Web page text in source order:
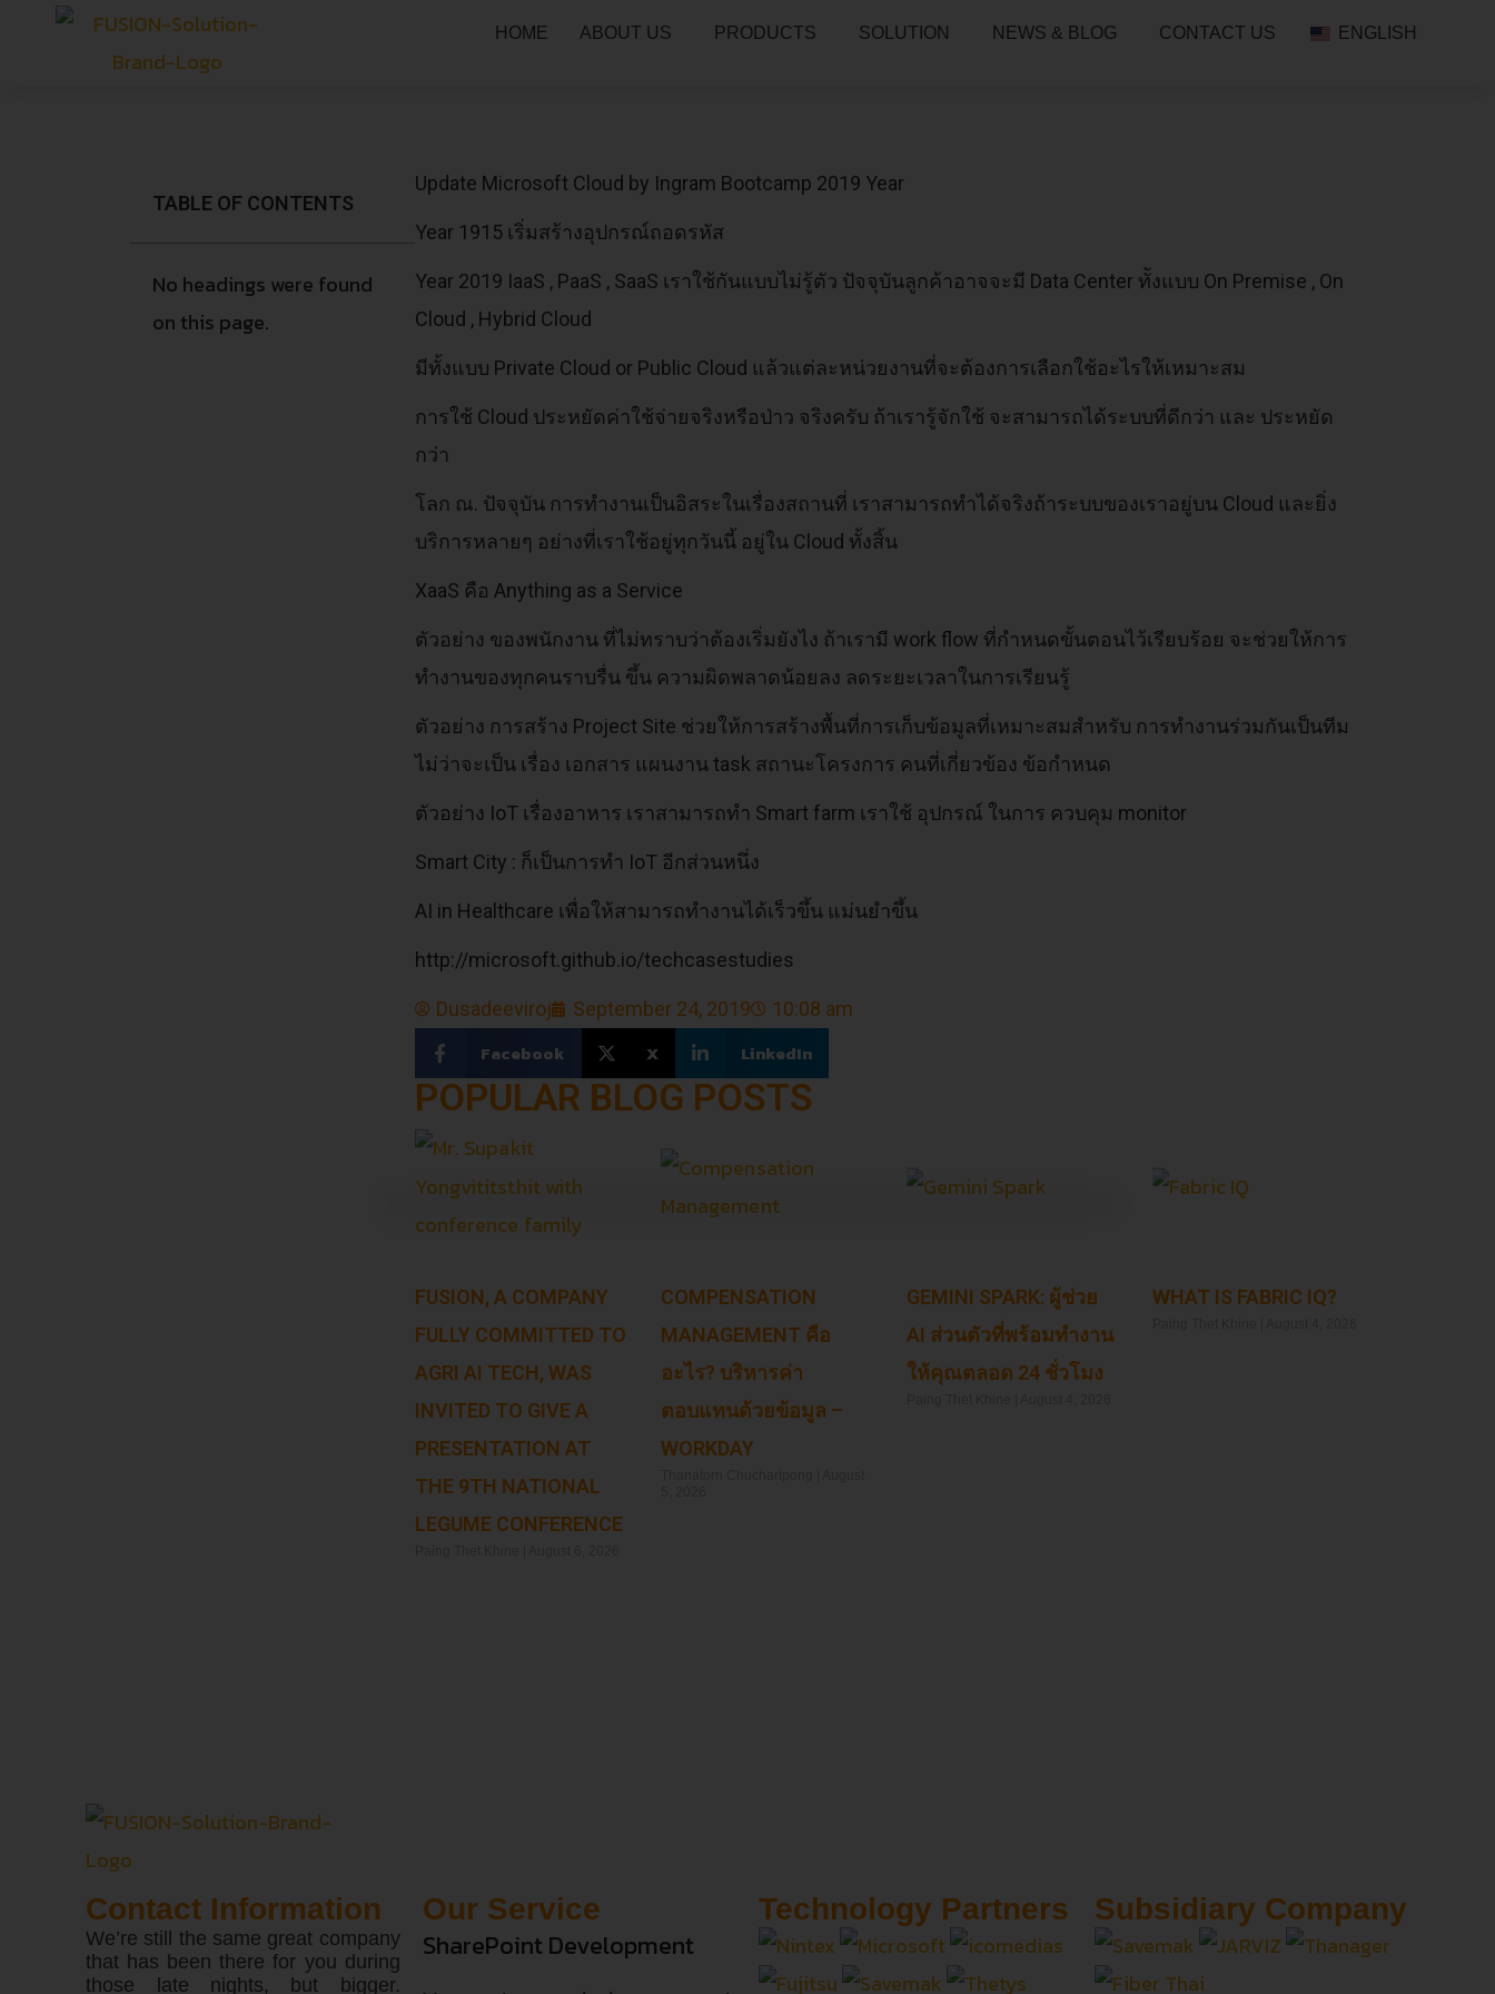
HOME ABOUT US PRODUCTS SOLUTION NEWS & BLOG CONTACT US ENGLISH
TABLE OF CONTENTS
No headings were found
on this page.
Update Microsoft Cloud by Ingram Bootcamp 2019 Year
Year 1915 เริ่มสร้างอุปกรณ์ถอดรหัส
Year 2019 IaaS , PaaS , SaaS เราใช้กันแบบไม่รู้ตัว ปัจจุบันลูกค้าอาจจะมี Data Center ทัังแบบ On Premise , On
Cloud , Hybrid Cloud
มีทั้งแบบ Private Cloud or Public Cloud แล้วแต่ละหน่วยงานที่จะต้องการเลือกใช้อะไรให้เหมาะสม
การใช้ Cloud ประหยัดค่าใช้จ่ายจริงหรือป่าว จริงครับ ถ้าเรารู้จักใช้ จะสามารถได้ระบบที่ดีกว่า และ ประหยัด
กว่า
โลก ณ. ปัจจุบัน การทำงานเป็นอิสระในเรื่องสถานที่ เราสามารถทำได้จริงถ้าระบบของเราอยู่บน Cloud และยิ่ง
บริการหลายๆ อย่างที่เราใช้อยู่ทุกวันนี้ อยู่ใน Cloud ทั้งสิ้น
XaaS คือ Anything as a Service
ตัวอย่าง ของพนักงาน ที่ไม่ทราบว่าต้องเริ่มยังไง ถ้าเรามี work flow ที่กำหนดขั้นตอนไว้เรียบร้อย จะช่วยให้การ
ทำงานของทุกคนราบรื่น ขึ้น ความผิดพลาดน้อยลง ลดระยะเวลาในการเรียนรู้
ตัวอย่าง การสร้าง Project Site ช่วยให้การสร้างพื้นที่การเก็บข้อมูลที่เหมาะสมสำหรับ การทำงานร่วมกันเป็นทีม
ไม่ว่าจะเป็น เรื่อง เอกสาร แผนงาน task สถานะโครงการ คนที่เกี่ยวข้อง ข้อกำหนด
ตัวอย่าง IoT เรื่องอาหาร เราสามารถทำ Smart farm เราใช้ อุปกรณ์ ในการ ควบคุม monitor
Smart City : ก็เป็นการทำ IoT อีกส่วนหนึ่ง
AI in Healthcare เพื่อให้สามารถทำงานได้เร็วขึ้น แม่นยำขึ้น
http://microsoft.github.io/techcasestudies
Dusadeeviroj September 24, 2019 10:08 am
Facebook X LinkedIn
POPULAR BLOG POSTS
FUSION, A COMPANY
FULLY COMMITTED TO
AGRI AI TECH, WAS
INVITED TO GIVE A
PRESENTATION AT
THE 9TH NATIONAL
LEGUME CONFERENCE
COMPENSATION
MANAGEMENT คือ
อะไร? บริหารค่า
ตอบแทนด้วยข้อมูล –
WORKDAY
GEMINI SPARK: ผู้ช่วย
AI ส่วนตัวที่พร้อมทำงาน
ให้คุณตลอด 24 ชั่วโมง
WHAT IS FABRIC IQ?
Contact Information
We’re still the same great company
that has been there for you during
those late nights, but bigger.
Our Service
SharePoint Development
Technology Partners Subsidiary Company